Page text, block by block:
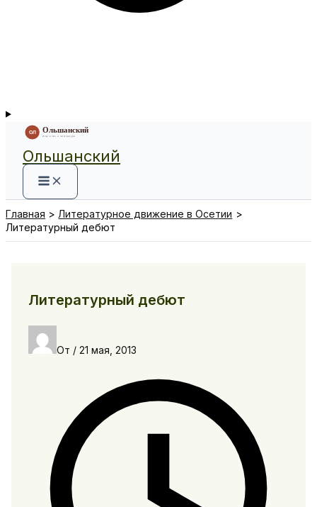
Ольшанский
Главная
Литературное движение в Осетии
Литературный дебют
Литературный дебют
От / 21 мая, 2013